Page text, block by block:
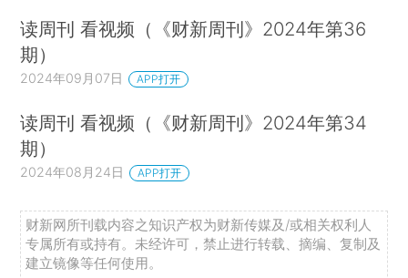
读周刊 看视频（《财新周刊》2024年第36
期）
2024年09月07日 APP打开
读周刊 看视频（《财新周刊》2024年第34
期）
2024年08月24日 APP打开
财新网所刊载内容之知识产权为财新传媒及/或相关权利人
专属所有或持有。未经许可，禁止进行转载、摘编、复制及
建立镜像等任何使用。